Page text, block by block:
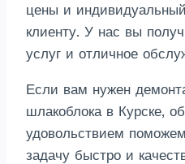
цены и
клиенту. У нас вы
услуг и отличное
Если вам нужен
шлакоблока в Курске,
удовольствием
задачу быстро и